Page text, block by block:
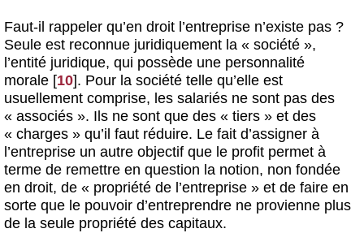
Faut-il rappeler qu’en droit l’entreprise n’existe pas ?
Seule est reconnue juridiquement la « société »,
l’entité juridique, qui possède une personnalité
morale [10]. Pour la société telle qu’elle est
usuellement comprise, les salariés ne sont pas des
« associés ». Ils ne sont que des « tiers » et des
« charges » qu’il faut réduire. Le fait d’assigner à
l’entreprise un autre objectif que le profit permet à
terme de remettre en question la notion, non fondée
en droit, de « propriété de l’entreprise » et de faire en
sorte que le pouvoir d’entreprendre ne provienne plus
de la seule propriété des capitaux.